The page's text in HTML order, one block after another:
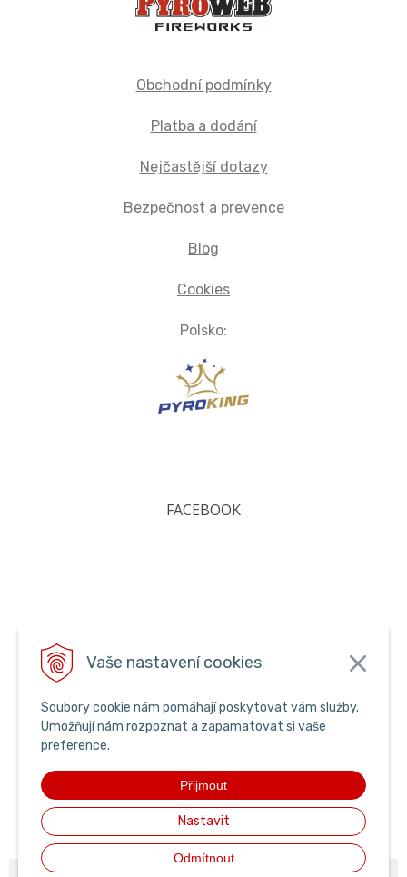
Vaše nastavení cookies
Soubory cookie nám pomáhají poskytovat vám služby.
Umožňují nám rozpoznat a zapamatovat si vaše
preference.
Přijmout
Nastavit
Odmítnout
Obchodní podmínky
Platba a dodání
Nejčastější dotazy
Bezpečnost a prevence
Blog
Cookies
Polsko:
FACEBOOK